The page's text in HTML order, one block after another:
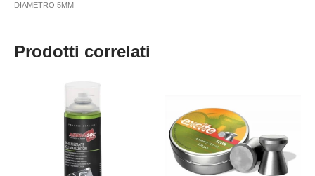
DIAMETRO 5MM
Prodotti correlati